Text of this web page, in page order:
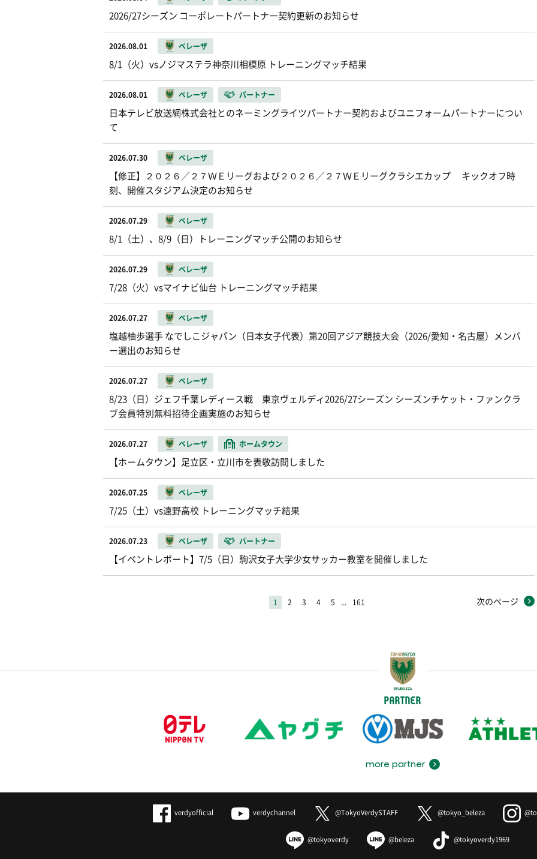
2026/27シーズン コーポレートパートナー契約更新のお知らせ
2026.08.01 ベレーザ
8/1（火）vsノジマステラ神奈川相模原 トレーニングマッチ結果
2026.08.01 ベレーザ パートナー
日本テレビ放送網株式会社とのネーミングライツパートナー契約およびユニフォームパートナーについ
て
2026.07.30 ベレーザ
【修正】２０２６／２７ＷＥリーグおよび２０２６／２７ＷＥリーグクラシエカップ キックオフ時
刻、開催スタジアム決定のお知らせ
2026.07.29 ベレーザ
8/1（土）、8/9（日）トレーニングマッチ公開のお知らせ
2026.07.29 ベレーザ
7/28（火）vsマイナビ仙台 トレーニングマッチ結果
2026.07.27 ベレーザ
塩越柚歩選手 なでしこジャパン（日本女子代表）第20回アジア競技大会（2026/愛知・名古屋）メンバ
ー選出のお知らせ
2026.07.27 ベレーザ
8/23（日）ジェフ千葉レディース戦 東京ヴェルディ2026/27シーズン シーズンチケット・ファンクラ
ブ会員特別無料招待企画実施のお知らせ
2026.07.27 ベレーザ ホームタウン
【ホームタウン】足立区・立川市を表敬訪問しました
2026.07.25 ベレーザ
7/25（土）vs遠野高校 トレーニングマッチ結果
2026.07.23 ベレーザ パートナー
【イベントレポート】7/5（日）駒沢女子大学少女サッカー教室を開催しました
1 2 3 4 5 ... 161 次のページ
PARTNER
more partner
verdyofficial verdychannel @TokyoVerdySTAFF @tokyo_beleza
@tokyoverdy @beleza @tokyoverdy1969